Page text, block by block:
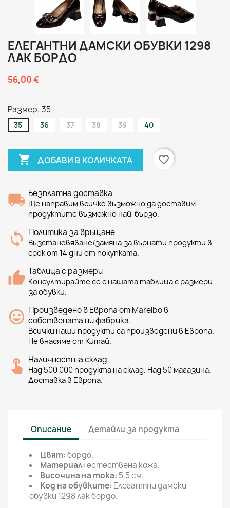
ЕЛЕГАНТНИ ДАМСКИ ОБУВКИ 1298
ЛАК БОРДО
56,00 €
Размер: 35
35 36 37 38 39 40
 ДОБАВИ В КОЛИЧКАТА favorite_border
Безплатна доставка
Ще направим всичко възможно да доставим
продуктите възможно най-бързо.
Политика за връщане
Възстановяване/замяна за върнати продукти в
срок от 14 дни от покупката.
Таблица с размери
Консултирайте се с нашата таблица с размери
за обувки.
Произведено в Европа от Marelbo в
собствената ни фабрика.
Всички наши продукти са произведени в Европа.
Не внасяме от Китай.
Наличност на склад
Над 500 000 продукта на склад. Над 50 магазина.
Доставка в Европа.
Описание Детайли за продукта
Цвят:бoрдo.
Материал:естествена кожа.
Височина на тока: 5,5 см.
Код на обувките: Елегантни дамски
обувки 1298 лак бoрдo.